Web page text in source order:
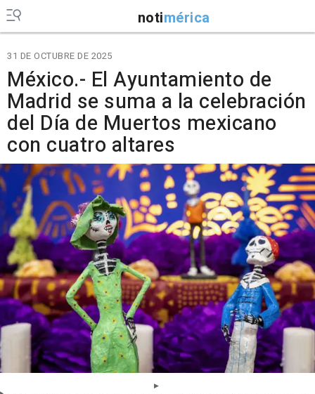
notimérica
31 DE OCTUBRE DE 2025
México.- El Ayuntamiento de
Madrid se suma a la celebración
del Día de Muertos mexicano
con cuatro altares